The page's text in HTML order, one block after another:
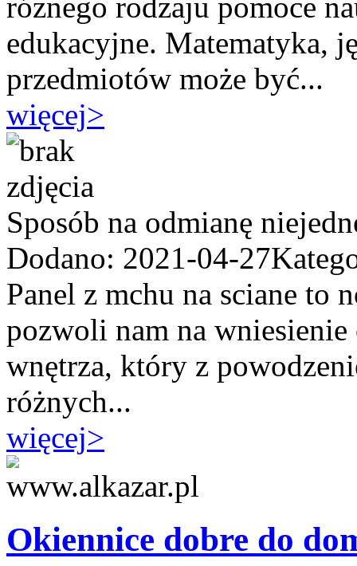
edukacyjne. Matematyka,
przedmiotów może być...
więcej>
Sposób na odmianę
Dodano: 2021-04-27
Panel z mchu na sciane to
pozwoli nam na
wnętrza, który z
różnych...
więcej>
Okiennice dobre do